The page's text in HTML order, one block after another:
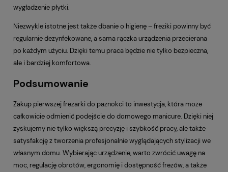
wygładzenie płytki.
Niezwykle istotne jest także dbanie o higienę – freziki powinny być
regularnie dezynfekowane, a sama rączka urządzenia przecierana
po każdym użyciu. Dzięki temu praca będzie nie tylko bezpieczna,
ale i bardziej komfortowa.
Podsumowanie
Zakup pierwszej frezarki do paznokci to inwestycja, która może
całkowicie odmienić podejście do domowego manicure. Dzięki niej
zyskujemy nie tylko większą precyzję i szybkość pracy, ale także
satysfakcję z tworzenia profesjonalnie wyglądających stylizacji we
własnym domu. Wybierając urządzenie, warto zwrócić uwagę na
moc, regulację obrotów, ergonomię i dostępność frezów, a także